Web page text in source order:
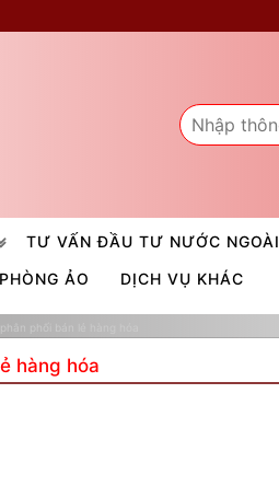
TƯ VẤN ĐẦU TƯ NƯỚC NGOÀI
ẢO DỊCH VỤ KHÁC
phối bán lẻ hàng hóa
hàng hóa